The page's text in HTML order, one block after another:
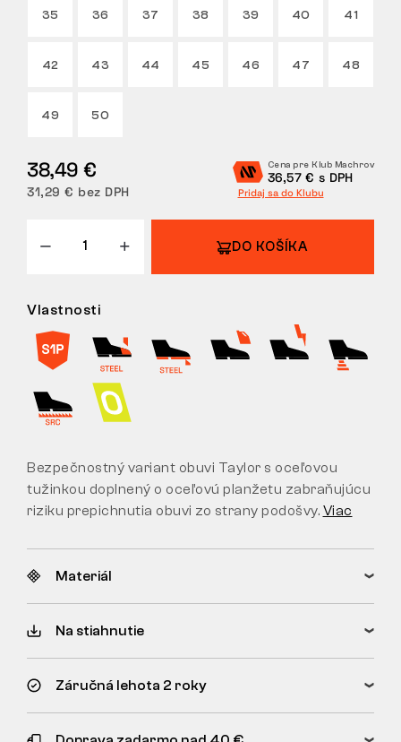
PREDAJŇA S BISTROM
35 36 37 38 39 40 41
42 43 44 45 46 47 48
49 50
38,49 €
31,29 € bez DPH
Cena pre Klub Machrov
36,57 € s DPH
Pridaj sa do Klubu
DO KOŠÍKA
Vlastnosti
Bezpečnostný variant obuvi Taylor s oceľovou
tužinkou doplnený o oceľovú planžetu zabraňujúcu
riziku prepichnutia obuvi zo strany podošvy. Viac
Materiál
Na stiahnutie
Záručná lehota 2 roky